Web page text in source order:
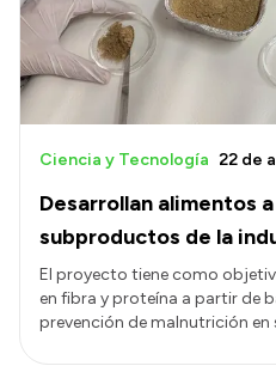
Desarrollan alimentos
subproductos de la
Ciencia y Tecnología 22 de
El proyecto tiene como
en fibra y proteína a partir de
prevención de malnutrición en